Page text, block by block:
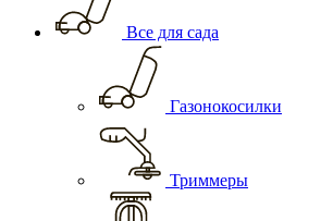
Все для сада
Газонокосилки
Триммеры